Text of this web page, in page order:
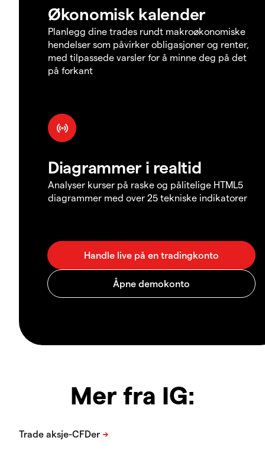
Økonomisk kalender
Planlegg dine trades rundt makroøkonomiske
hendelser som påvirker obligasjoner og renter,
med tilpassede varsler for å minne deg på det
på forkant
Diagrammer i realtid
Analyser kurser på raske og pålitelige HTML5
diagrammer med over 25 tekniske indikatorer
Mer fra IG: